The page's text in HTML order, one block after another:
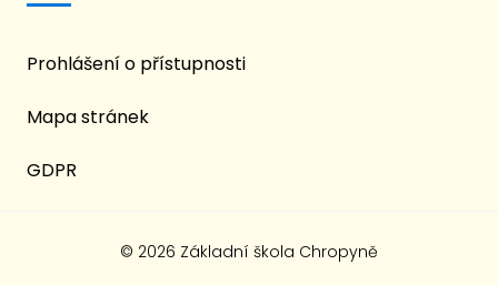
Prohlášení o přístupnosti
Mapa stránek
GDPR
© 2026 Základní škola Chropyně